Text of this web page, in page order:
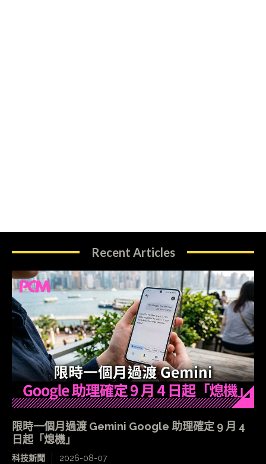
Recent Articles
限時一個月過渡 Gemini Google 助理確定 9 月 4
日起「熄機」
科技新聞 2026-08-07